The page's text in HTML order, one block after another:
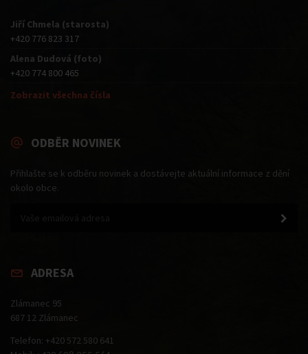
Jiří Chmela (starosta)
+420 776 823 317
Alena Dudová (foto)
+420 774 800 465
Zobrazit všechna čísla
ODBĚR NOVINEK
Přihlašte se k odběru novinek a dostávejte aktuální informace z dění
okolo obce.
ADRESA
Zlámanec 95
687 12 Zlámanec
Telefon: +420 572 580 641